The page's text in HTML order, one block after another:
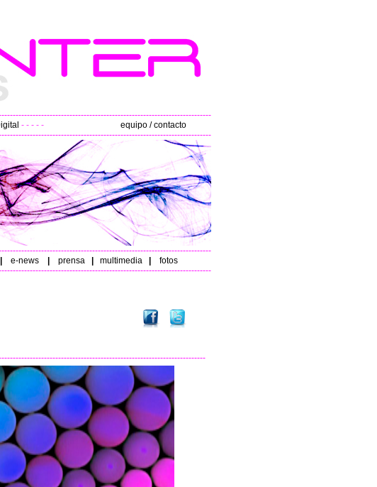
- - - - -
equipo / contacto
e-news prensa multimedia
fotos
33